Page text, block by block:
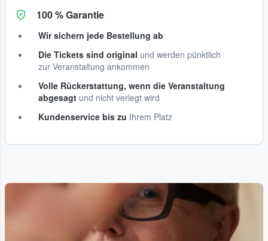
100 % Garantie
Wir sichern jede Bestellung ab
Die Tickets sind original und werden pünktlich
zur Veranstaltung ankommen
Volle Rückerstattung, wenn die Veranstaltung
abgesagt und nicht verlegt wird
Kundenservice bis zu Ihrem Platz